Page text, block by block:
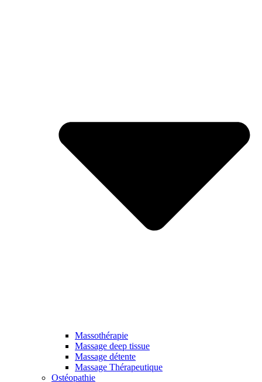
Massothérapie
Massage deep tissue
Massage détente
Massage Thérapeutique
Ostéopathie